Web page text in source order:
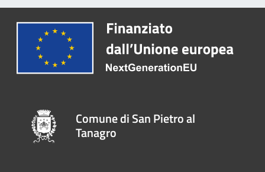
Comune di San Pietro al
Tanagro